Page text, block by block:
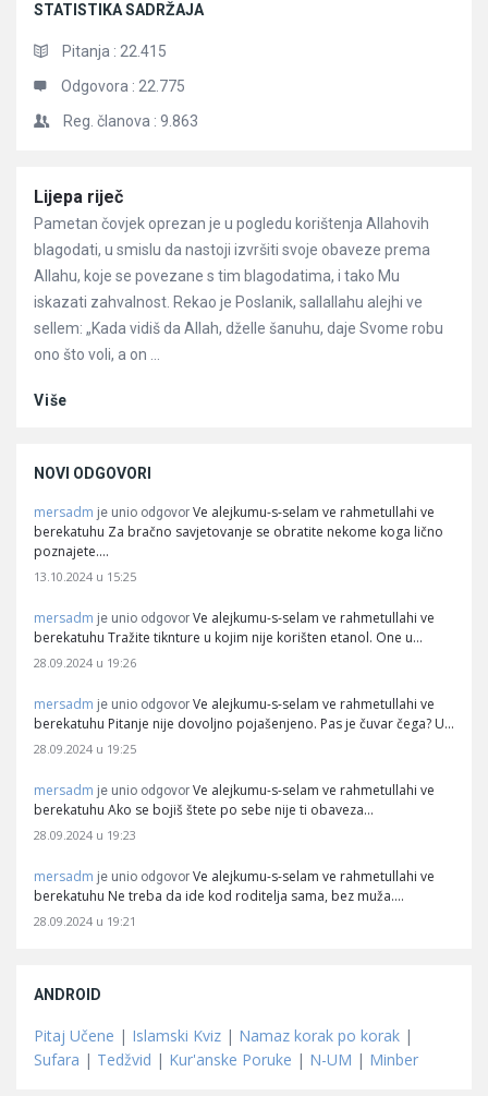
STATISTIKA SADRŽAJA
Pitanja : 22.415
Odgovora : 22.775
Reg. članova : 9.863
Članci
Lijepa riječ
Pametan čovjek oprezan je u pogledu korištenja Allahovih
blagodati, u smislu da nastoji izvršiti svoje obaveze prema
Allahu, koje se povezane s tim blagodatima, i tako Mu
iskazati zahvalnost. Rekao je Poslanik, sallallahu alejhi ve
sellem: „Kada vidiš da Allah, dželle šanuhu, daje Svome robu
ono što voli, a on ...
Više
NOVI ODGOVORI
mersadm je unio odgovor Ve alejkumu-s-selam ve rahmetullahi ve
berekatuhu Za bračno savjetovanje se obratite nekome koga lično
poznajete.…
13.10.2024 u 15:25
mersadm je unio odgovor Ve alejkumu-s-selam ve rahmetullahi ve
berekatuhu Tražite tiknture u kojim nije korišten etanol. One u…
28.09.2024 u 19:26
mersadm je unio odgovor Ve alejkumu-s-selam ve rahmetullahi ve
berekatuhu Pitanje nije dovoljno pojašenjeno. Pas je čuvar čega? U…
28.09.2024 u 19:25
mersadm je unio odgovor Ve alejkumu-s-selam ve rahmetullahi ve
berekatuhu Ako se bojiš štete po sebe nije ti obaveza…
28.09.2024 u 19:23
mersadm je unio odgovor Ve alejkumu-s-selam ve rahmetullahi ve
berekatuhu Ne treba da ide kod roditelja sama, bez muža.…
28.09.2024 u 19:21
ANDROID
Pitaj Učene | Islamski Kviz | Namaz korak po korak |
Sufara | Tedžvid | Kur'anske Poruke | N-UM | Minber